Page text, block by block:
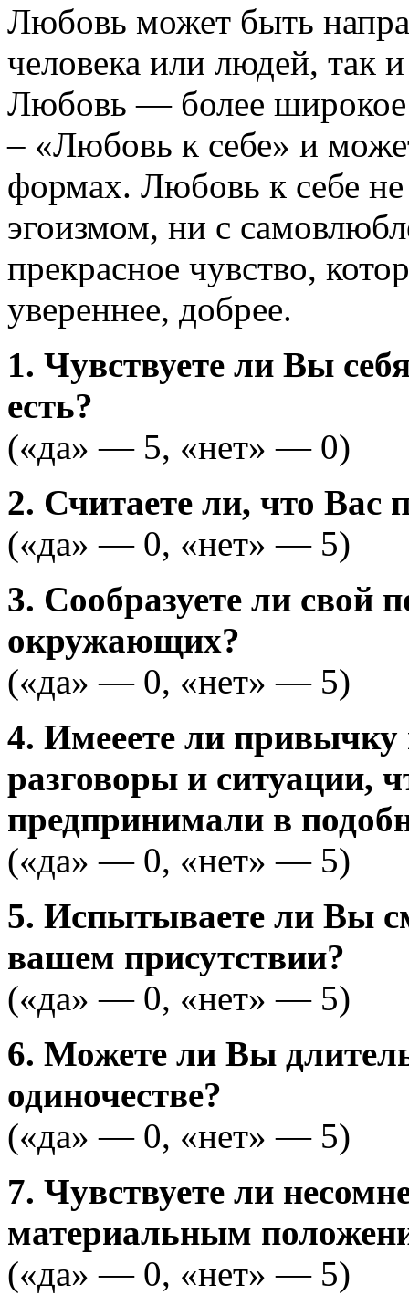
Любовь может быть
человека или людей, так
Любовь — более широкое
– «Любовь к себе» и
формах. Любовь к себе
эгоизмом, ни с
прекрасное чувство,
увереннее, добрее.
1. Чувствуете ли Вы
есть?
(«да» — 5, «нет» — 0)
2. Считаете ли, что Вас
(«да» — 0, «нет» — 5)
3. Сообразуете ли свой
окружающих?
(«да» — 0, «нет» — 5)
4. Имееете ли
разговоры и ситуации,
предпринимали в
(«да» — 0, «нет» — 5)
5. Испытываете ли Вы
вашем присутствии?
(«да» — 0, «нет» — 5)
6. Можете ли Вы
одиночестве?
(«да» — 0, «нет» — 5)
7. Чувствуете ли
материальным
(«да» — 0, «нет» — 5)